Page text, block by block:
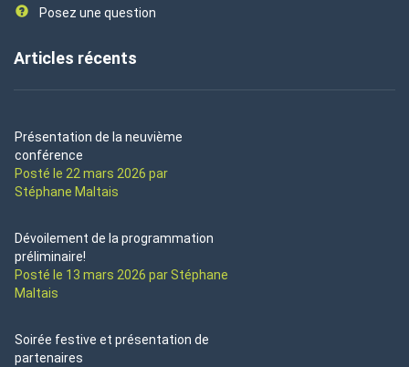
Posez une question
Articles récents
Présentation de la neuvième
conférence
Posté le 22 mars 2026 par
Stéphane Maltais
Dévoilement de la programmation
préliminaire!
Posté le 13 mars 2026 par Stéphane
Maltais
Soirée festive et présentation de
partenaires